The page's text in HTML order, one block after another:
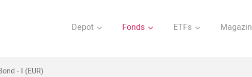
Depot Fonds ETFs Magazin
- I (EUR)